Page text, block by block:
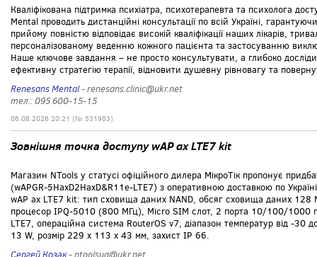
Кваліфікована підтримка психіатра, психотерапевта та психолога
Mental проводить дистанційні консультації по всій Україні,
прийому повністю відповідає високій кваліфікації наших лікарів,
персоналізованому веденню кожного пацієнта та застосуванню
Наше ключове завдання – не просто консультувати, а глибоко
ефективну стратегію терапії, відновити душевну рівновагу та
Renesans Mental- renesans.clinic@ukr.net
тел.: 095 600-15-15
06.08.2026 20:21 (№ 531983)
Зовнішня точка доступу wAP ax LTE7 kit
Магазин NTools у статусі офіційного дилера МікроТік пропонує
(wAPGR-5HaxD2HaxD&R11e-LTE7) з оперативною доставкою по
wAP ax LTE7 kit: тип сховища даних NAND, обсяг сховища даних
процесор IPQ-5010 (800 МГц), Micro SIM слот, 2 порта 10/100/1000
LTE7, операційна система RouterOS v7, діапазон температур від -
13 W, розмір 229 x 113 x 43 мм, захист IP 66.
Сергей Козак- ntoolsua@ukr.net